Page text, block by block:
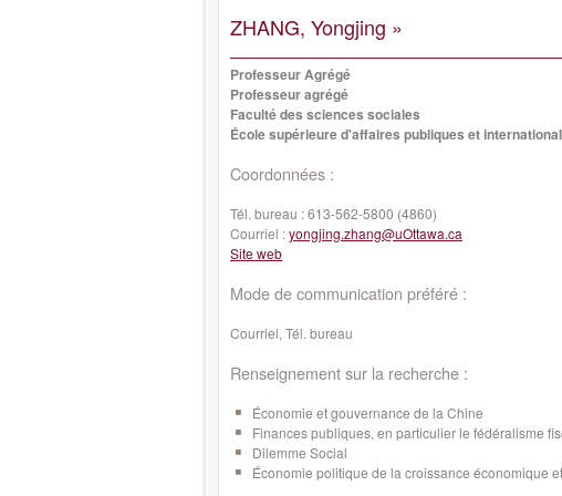
ZHANG, Yongjing »
Professeur Agrégé
Professeur agrégé
Faculté des sciences sociales
École supérieure d'affaires publiques et
Coordonnées :
Tél. bureau :613-562-5800 (4860)
Courriel :yongjing.zhang@uOttawa.ca
Site web
Mode de communication préféré :
Courriel, Tél. bureau
Renseignement sur la recherche :
Économie et gouvernance de la Chine
Finances publiques, en particulier le fédéralisme
Dilemme Social
Économie politique de la croissance économique